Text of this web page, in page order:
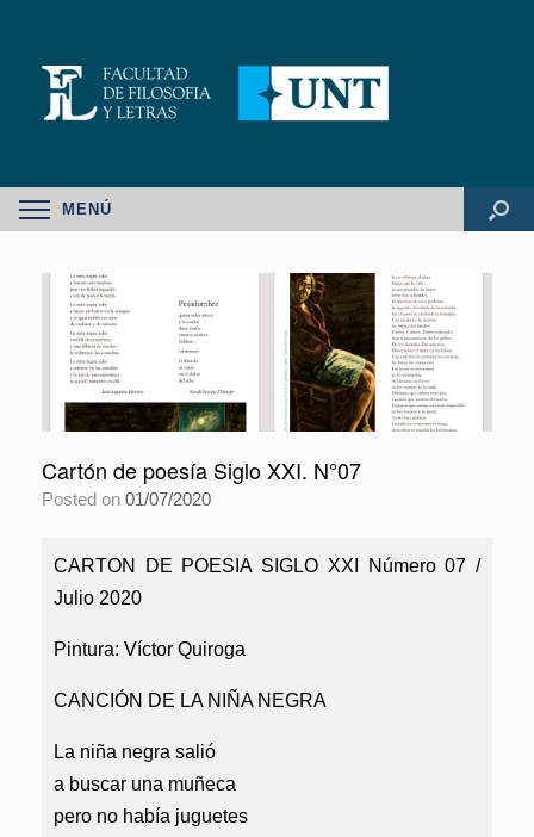
MENÚ
Cartón de poesía Siglo XXI. N°07
Posted on 01/07/2020
CARTON DE POESIA SIGLO XXI Número 07 /
Julio 2020
Pintura: Víctor Quiroga
CANCIÓN DE LA NIÑA NEGRA
La niña negra salió
a buscar una muñeca
pero no había juguetes